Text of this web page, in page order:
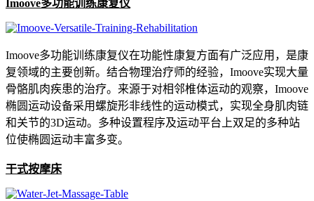
Imoove多功能训练康复仪
Imoove多功能训练康复仪在功能性康复方面有广泛应用，是康
复领域的主要创新。结合物理治疗师的经验，Imoove实现大量
骨骼肌肉疾患的治疗。来源于对相邻椎体运动的观察，Imoove
椭圆运动设备采用螺旋形非线性的运动模式，实现全身肌肉链
和关节的3D运动。多种设置程序及运动平台上双足的多种站
位使椭圆运动丰富多变。
干式按摩床